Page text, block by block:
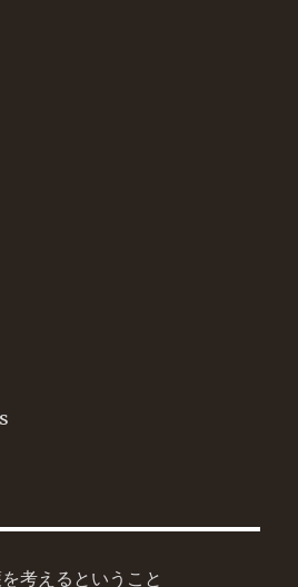
考えるということ